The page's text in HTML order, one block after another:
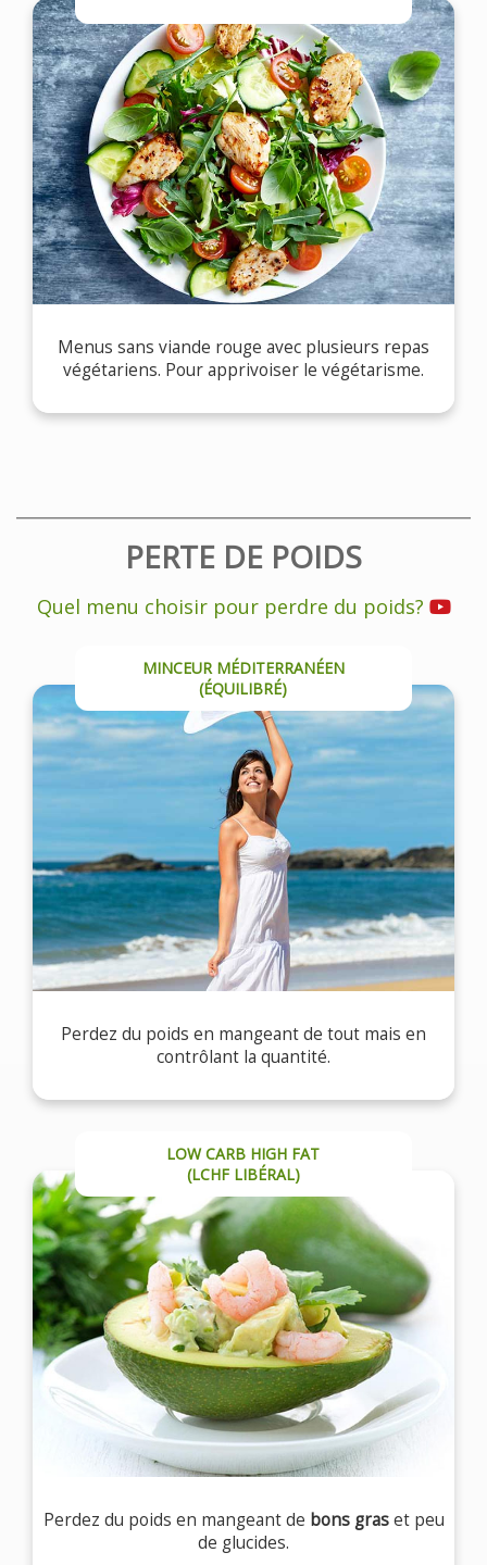
Menus sans viande rouge avec plusieurs repas
végétariens. Pour apprivoiser le végétarisme.
PERTE DE POIDS
Quel menu choisir pour perdre du poids?
MINCEUR MÉDITERRANÉEN
(ÉQUILIBRÉ)
Perdez du poids en mangeant de tout mais en
contrôlant la quantité.
LOW CARB HIGH FAT
(LCHF LIBÉRAL)
Perdez du poids en mangeant de bons graset peu
de glucides.